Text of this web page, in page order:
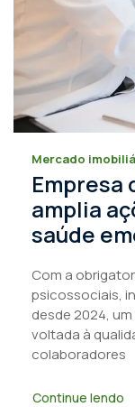
Mercado
Empresa
amplia
saúde
Com a
psicossociais,
desde 2024,
voltada à
colaboradores
Continue lendo